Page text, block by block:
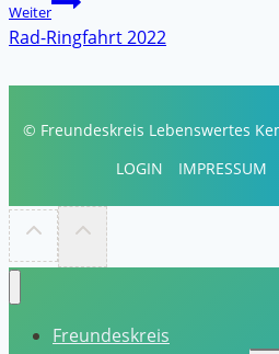
Weiter
Rad-Ringfahrt 2022
© Freundeskreis Lebenswertes
LOGIN
IMPRESSUM
Freundeskreis